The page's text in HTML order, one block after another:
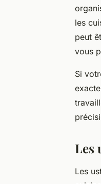
les
peut
vous
Si
Les
Les